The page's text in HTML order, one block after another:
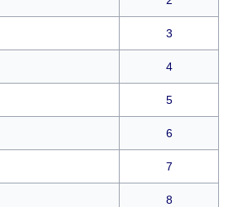
3
4
5
6
7
8